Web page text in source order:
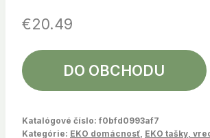
€20.49
DO OBCHODU
Katalógové číslo: f0bfd0993af7
Kategórie: EKO domácnosť, EKO tašky,